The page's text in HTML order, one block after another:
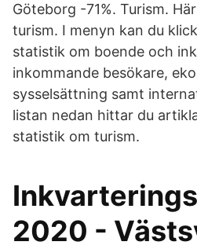
Göteborg -71%. Turism.
turism. I menyn kan du
statistik om boende och
inkommande besökare,
sysselsättning samt
listan nedan hittar du
statistik om turism.
2020 -